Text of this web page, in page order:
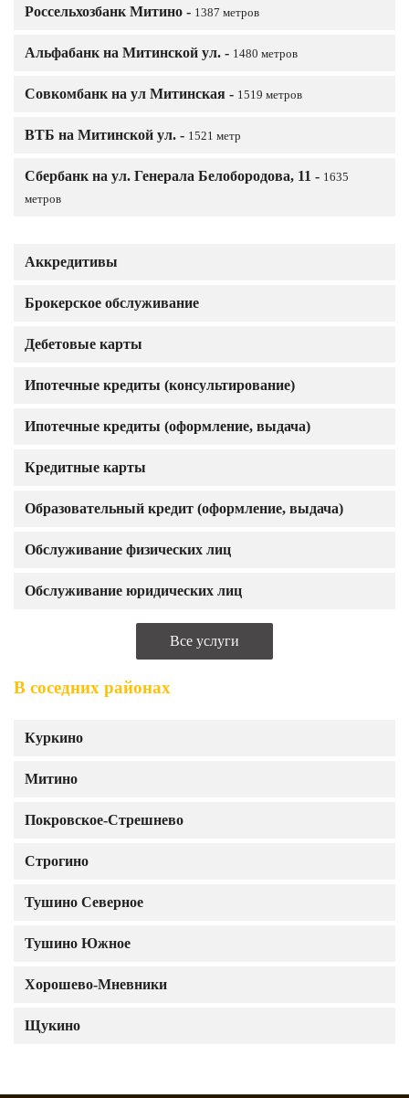
Аккредитивы
Брокерское обслуживание
Дебетовые карты
Ипотечные кредиты (консультирование)
Ипотечные кредиты (оформление, выдача)
Кредитные карты
Образовательный кредит (оформление, выдача)
Обслуживание физических лиц
Обслуживание юридических лиц
Все услуги
В соседних районах
Куркино
Митино
Покровское-Стрешнево
Строгино
Тушино Северное
Тушино Южное
Хорошево-Мневники
Щукино
Россельхозбанк Митино - 1387 метров
Альфабанк на Митинской ул. - 1480 метров
Совкомбанк на ул Митинская - 1519 метров
ВТБ на Митинской ул. - 1521 метр
Сбербанк на ул. Генерала Белобородова, 11 - 1635
метров